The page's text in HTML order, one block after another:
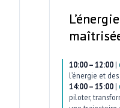
10:00 – 12:00|
l’énergie et
14:00 – 15:00|
piloter,